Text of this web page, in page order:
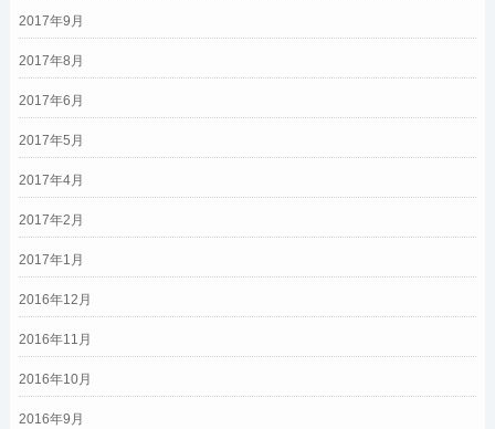
2017年9月
2017年8月
2017年6月
2017年5月
2017年4月
2017年2月
2017年1月
2016年12月
2016年11月
2016年10月
2016年9月